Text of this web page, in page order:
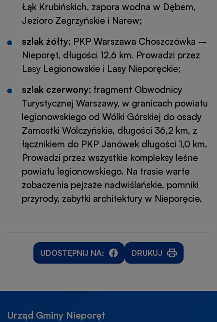
Łąk Krubińskich, zapora wodna w Dębem,
Jezioro Zegrzyńskie i Narew;
szlak żółty: PKP Warszawa Choszczówka –
Nieporęt, długości 12,6 km. Prowadzi przez
Lasy Legionowskie i Lasy Nieporęckie;
szlak czerwony: fragment Obwodnicy
Turystycznej Warszawy, w granicach powiatu
legionowskiego od Wólki Górskiej do osady
Zamostki Wólczyńskie, długości 36,2 km, z
łącznikiem do PKP Janówek długości 1,0 km.
Prowadzi przez wszystkie kompleksy leśne
powiatu legionowskiego. Na trasie warte
zobaczenia pejzaże nadwiślańskie, pomniki
przyrody, zabytki architektury w Nieporęcie.
UDOSTĘPNIJ NA:
WILL
NEW
DRUKUJ
WILL
NEW
OTWORZY
NOWEJ
Urząd Gminy Nieporęt